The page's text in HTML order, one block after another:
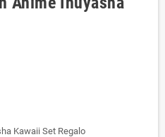
Kawaii Set Regalo